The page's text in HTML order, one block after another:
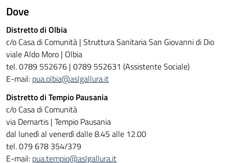
Dove
Distretto di Olbia
c/o Casa di Comunità | Struttura Sanitaria San Giovanni di Dio
viale Aldo Moro | Olbia
tel. 0789 552676 | 0789 552631 (Assistente Sociale)
E-mail: pua.olbia@aslgallura.it
Distretto di Tempio Pausania
c/o Casa di Comunità
via Demartis | Tempio Pausania
dal lunedì al venerdì dalle 8.45 alle 12.00
tel. 079 678 354/379
E-mail: pua.tempio@aslgallura.it